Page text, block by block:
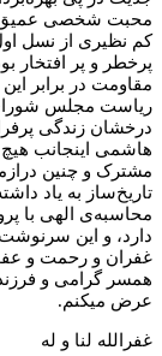
محبت شخصی عمیق
کم نظیری از نسل
پرخطر و پر افتخار
مقاومت در برابر
ریاست مجلس
درخشان زندگی
هاشمی اینجانب
مشترک و چنین
تاریخ‌ساز به یاد
محاسبه‌ی الهی با
دارد، و این
غفران و رحمت و
همسر گرامی و
عرض میکنم.
غفرالله لنا و له